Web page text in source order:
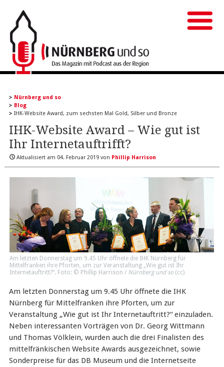
Nürnberg und so
Blog
IHK-Website Award, zum sechsten Mal Gold, Silber und Bronze
IHK-Website Award – Wie gut ist
Ihr Internetauftrifft?
Aktualisiert am 04. Februar 2019von Phillip Harrison
Am letzten Donnerstag um 9.45 Uhr öffnete die IHK Nürnberg für
Mittelfranken ihre Pforten, um zur Veranstaltung „Wie gut ist Ihr
Internetauftritt?“. Foto: © Phillip Harrison / Nürnberg und so(cc)
Am letzten Donnerstag um 9.45 Uhr öffnete die IHK
Nürnberg für Mittelfranken ihre Pforten, um zur
Veranstaltung „Wie gut ist Ihr Internetauftritt?“ einzuladen.
Neben interessanten Vorträgen von Dr. Georg Wittmann
und Thomas Völklein, wurden auch die drei Finalisten des
mittelfränkischen Website Awards ausgezeichnet, sowie
Sonderpreise für das DB Museum und die Internetseite